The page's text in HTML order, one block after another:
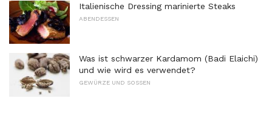
Italienische Dressing marinierte Steaks
ABENDESSEN
Was ist schwarzer Kardamom (Badi Elaichi)
und wie wird es verwendet?
GEWÜRZE UND SOSSEN